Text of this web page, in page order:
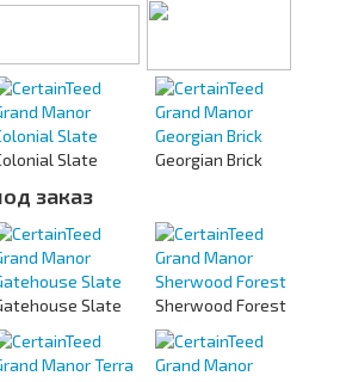
Slate Georgian Brick
заказ
Slate Sherwood Forest